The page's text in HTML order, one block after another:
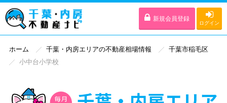
新規会員登録
ログイン
ホーム 千葉・内房エリアの不動産相場情報
千葉市稲毛区
小中台小学校